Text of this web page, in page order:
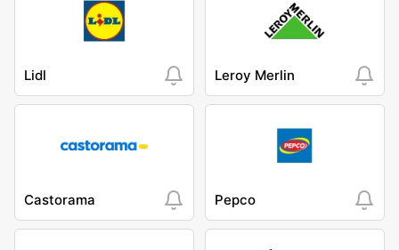
Lidl Leroy Merlin
Castorama Pepco